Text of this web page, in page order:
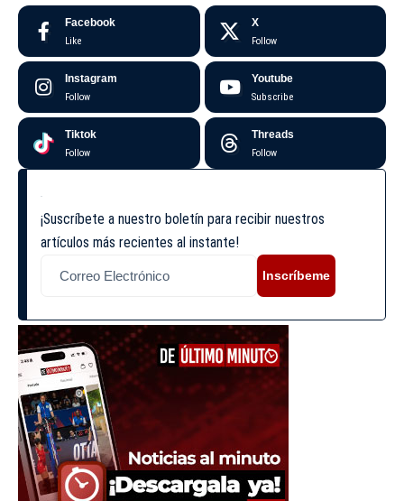
Facebook
Like
X
Follow
Instagram
Follow
Youtube
Subscribe
Tiktok
Follow
Threads
Follow
¡Suscríbete a nuestro boletín para recibir nuestros
artículos más recientes al instante!
Inscríbeme